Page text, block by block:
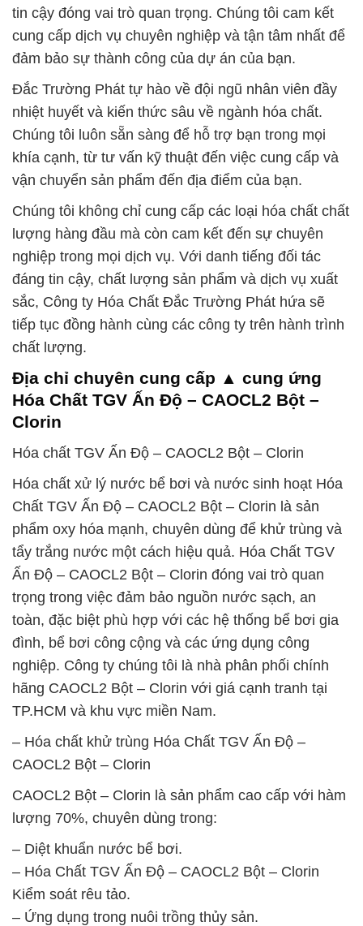
tin cậy đóng vai trò quan trọng. Chúng tôi cam kết
cung cấp dịch vụ chuyên nghiệp và tận tâm nhất để
đảm bảo sự thành công của dự án của bạn.
Đắc Trường Phát tự hào về đội ngũ nhân viên đầy
nhiệt huyết và kiến thức sâu về ngành hóa chất.
Chúng tôi luôn sẵn sàng để hỗ trợ bạn trong mọi
khía cạnh, từ tư vấn kỹ thuật đến việc cung cấp và
vận chuyển sản phẩm đến địa điểm của bạn.
Chúng tôi không chỉ cung cấp các loại hóa chất chất
lượng hàng đầu mà còn cam kết đến sự chuyên
nghiệp trong mọi dịch vụ. Với danh tiếng đối tác
đáng tin cậy, chất lượng sản phẩm và dịch vụ xuất
sắc, Công ty Hóa Chất Đắc Trường Phát hứa sẽ
tiếp tục đồng hành cùng các công ty trên hành trình
chất lượng.
Địa chỉ chuyên cung cấp ▲ cung ứng
Hóa Chất TGV Ấn Độ – CAOCL2 Bột –
Clorin
Hóa chất TGV Ấn Độ – CAOCL2 Bột – Clorin
Hóa chất xử lý nước bể bơi và nước sinh hoạt Hóa
Chất TGV Ấn Độ – CAOCL2 Bột – Clorin là sản
phẩm oxy hóa mạnh, chuyên dùng để khử trùng và
tẩy trắng nước một cách hiệu quả. Hóa Chất TGV
Ấn Độ – CAOCL2 Bột – Clorin đóng vai trò quan
trọng trong việc đảm bảo nguồn nước sạch, an
toàn, đặc biệt phù hợp với các hệ thống bể bơi gia
đình, bể bơi công cộng và các ứng dụng công
nghiệp. Công ty chúng tôi là nhà phân phối chính
hãng CAOCL2 Bột – Clorin với giá cạnh tranh tại
TP.HCM và khu vực miền Nam.
– Hóa chất khử trùng Hóa Chất TGV Ấn Độ –
CAOCL2 Bột – Clorin
CAOCL2 Bột – Clorin là sản phẩm cao cấp với hàm
lượng 70%, chuyên dùng trong:
– Diệt khuẩn nước bể bơi.
– Hóa Chất TGV Ấn Độ – CAOCL2 Bột – Clorin
Kiểm soát rêu tảo.
– Ứng dụng trong nuôi trồng thủy sản.